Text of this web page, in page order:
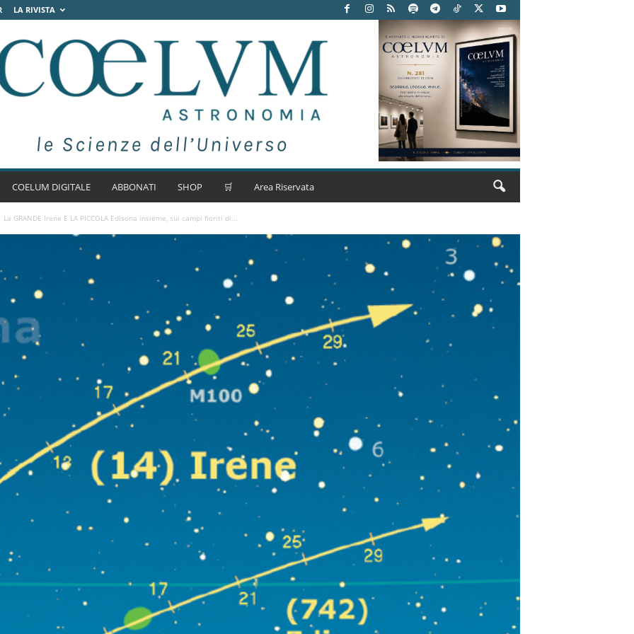
LA RIVISTA
COELUM DIGITALE ABBONATI SHOP 🛒 Area Riservata
La GRANDE Irene E LA PICCOLA Edisona insieme, sui campi fioriti di...